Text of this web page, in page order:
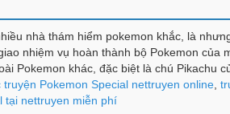
nhà thám hiểm pokemon khắc, là
nhiệm vụ hoàn thành bộ Pokemon của
Pokemon khác, đặc biệt là chú Pikachu
nhiều, âm mưu của tổ chức bí ẩn.
truyện Pokemon Special nettruyen online
tại nettruyen miễn phí